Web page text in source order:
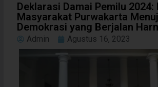
Deklarasi Damai Pemilu 2024:
Masyarakat Purwakarta
Demokrasi yang Berjalan
Admin Agustus 16, 2023